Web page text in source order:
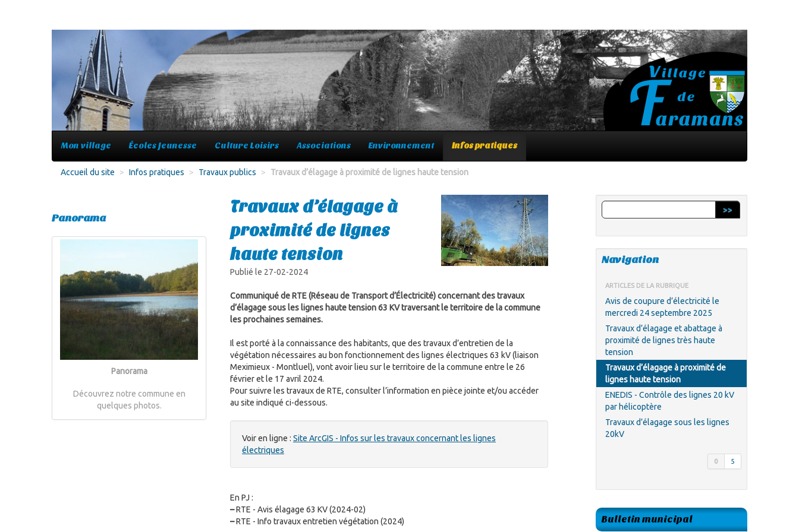
Mon village Écoles Jeunesse Culture Loisirs Associations Environnement Infos pratiques
Accueil du site > Infos pratiques > Travaux publics > Travaux d’élagage à proximité de lignes haute tension
Travaux d’élagage à
proximité de lignes
haute tension
Publié le 27-02-2024
Communiqué de RTE (Réseau de Transport d’Électricité) concernant des travaux
d’élagage sous les lignes haute tension 63 KV traversant le territoire de la commune
les prochaines semaines.
Il est porté à la connaissance des habitants, que des travaux d’entretien de la
végétation nécessaires au bon fonctionnement des lignes électriques 63 kV (liaison
Meximieux - Montluel), vont avoir lieu sur le territoire de la commune entre le 26
février et le 17 avril 2024.
Pour suivre les travaux de RTE, consulter l’information en pièce jointe et/ou accéder
au site indiqué ci-dessous.
Voir en ligne : Site ArcGIS - Infos sur les travaux concernant les lignes
électriques
En PJ :
–RTE - Avis élagage 63 KV (2024-02)
–RTE - Info travaux entretien végétation (2024)
>>
Navigation
ARTICLES DE LA RUBRIQUE
Avis de coupure d’électricité le
mercredi 24 septembre 2025
Travaux d’élagage et abattage à
proximité de lignes très haute
tension
Travaux d’élagage à proximité de
lignes haute tension
ENEDIS - Contrôle des lignes 20 kV
par hélicoptère
Travaux d’élagage sous les lignes
20kV
0 5
Bulletin municipal
Panorama
Panorama
Découvrez notre commune en
quelques photos.